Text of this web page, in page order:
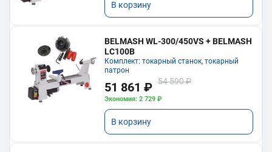
В корзину
BELMASH WL-300/450VS + BELMASH
LC100B
Комплект: токарный станок, токарный
патрон
51 861 ₽ 54 590 ₽
Экономия: 2 729 ₽
В корзину